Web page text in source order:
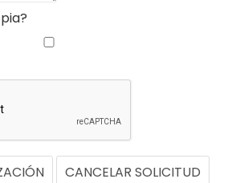
CANCELAR SOLICITUD